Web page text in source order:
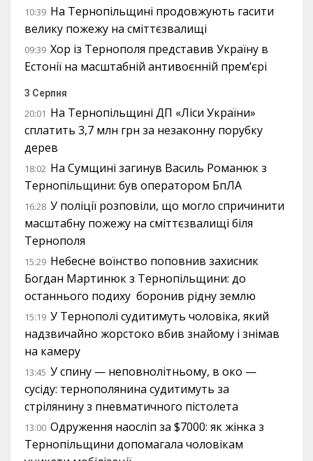
10:39 На Тернопільщині продовжують гасити
велику пожежу на сміттєзвалищі
09:39 Хор із Тернополя представив Україну в
Естонії на масштабній антивоєнній прем’єрі
3 Серпня
20:01 На Тернопільщині ДП «Ліси України»
сплатить 3,7 млн грн за незаконну порубку
дерев
18:02 На Сумщині загинув Василь Романюк з
Тернопільщини: був оператором БпЛА
16:28 У поліції розповіли, що могло спричинити
масштабну пожежу на сміттєзвалищі біля
Тернополя
15:29 Небесне воїнство поповнив захисник
Богдан Мартинюк з Тернопільщини: до
останнього подиху боронив рідну землю
15:19 У Тернополі судитимуть чоловіка, який
надзвичайно жорстоко вбив знайому і знімав
на камеру
13:45 У спину — неповнолітньому, в око —
сусіду: тернополянина судитимуть за
стрілянину з пневматичного пістолета
13:00 Одруження наосліп за $7000: як жінка з
Тернопільщини допомагала чоловікам